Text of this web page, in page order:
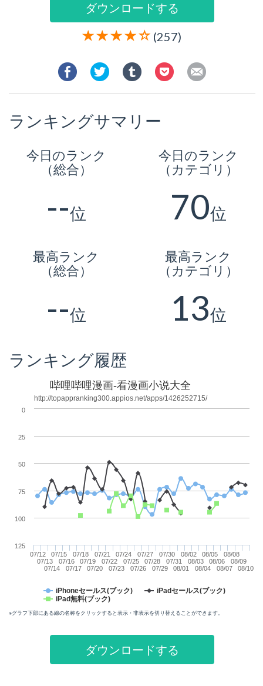
ダウンロードする
(257)
ランキングサマリー
今日のランク
（総合）
--位
今日のランク
（カテゴリ）
70位
最高ランク
（総合）
--位
最高ランク
（カテゴリ）
13位
ランキング履歴
哔哩哔哩漫画-看漫画小说大全
http://topappranking300.appios.net/apps/1426252715/
iPhoneセールス(ブック)
iPadセールス(ブック)
iPad無料(ブック)
07/12
07/13
07/14
07/15
07/16
07/17
07/18
07/19
07/20
07/21
07/22
07/23
07/24
07/25
07/26
07/27
07/28
07/29
07/30
07/31
08/01
08/02
08/03
08/04
08/05
08/06
08/07
08/08
08/09
08/10
0
100
25
50
75
125
※グラフ下部にある線の名称をクリックすると表示・非表示を切り替えることができます。
ダウンロードする